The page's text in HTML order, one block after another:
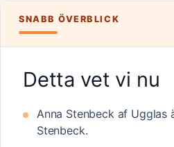
SNABB ÖVERBLICK
Detta vet vi nu
Anna Stenbeck af
Stenbeck.